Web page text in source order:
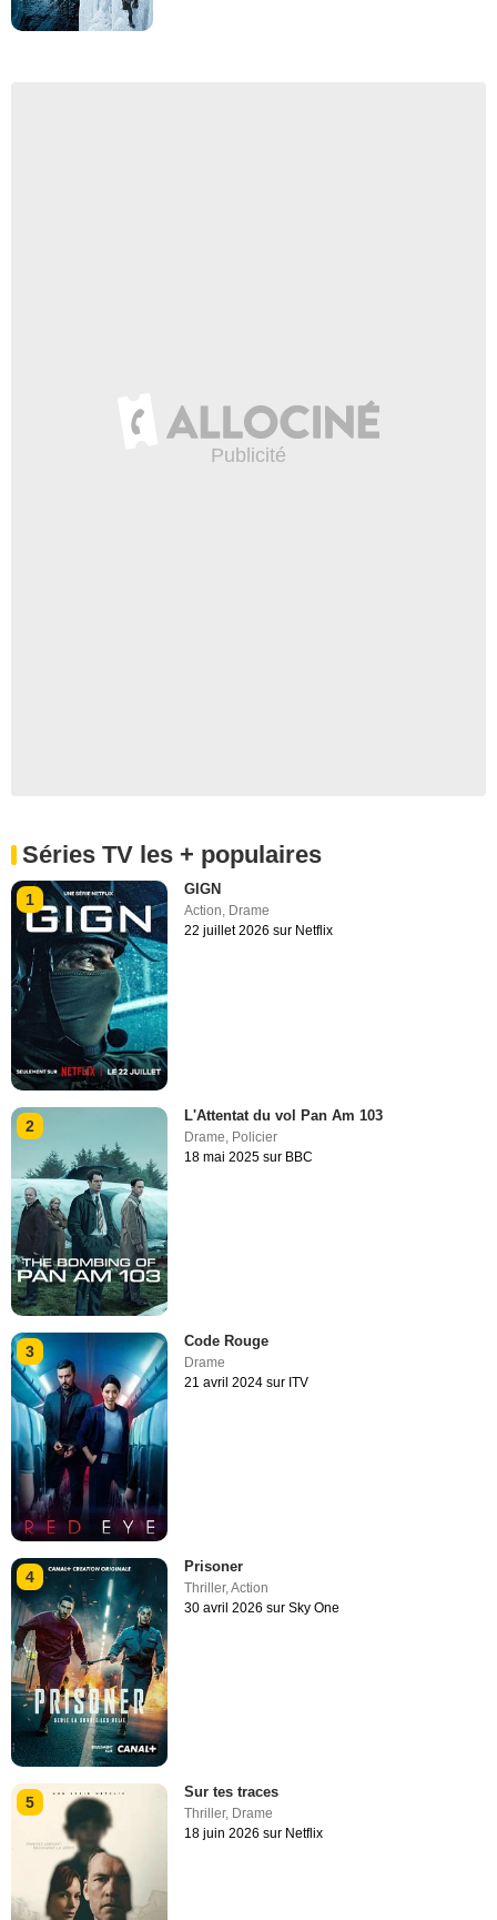
Séries TV les + populaires
1
GIGN
Action, Drame
22 juillet 2026 sur Netflix
2
L'Attentat du vol Pan Am 103
Drame Policier
18 mai 2025 sur BBC
3
Code Rouge
Drame
21 avril 2024 sur ITV
4
Prisoner
Thriller,Action
30 avril 2026 sur Sky One
5
Sur tes traces
Thriller, Drame
18 juin 2026 sur Netflix